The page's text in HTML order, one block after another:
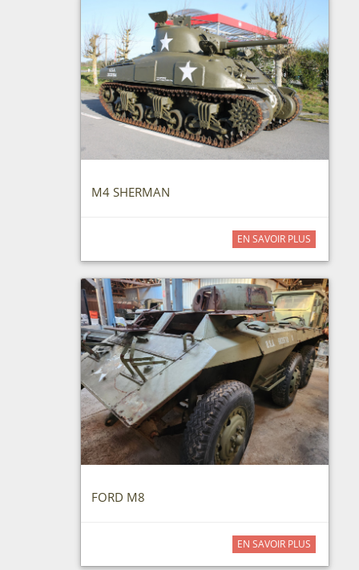
M4 SHERMAN
EN SAVOIR PLUS
FORD M8
EN SAVOIR PLUS